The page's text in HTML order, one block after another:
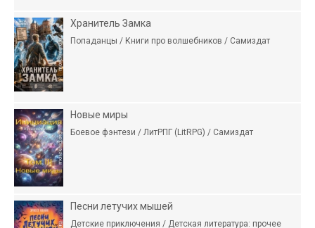
Хранитель Замка
Попаданцы / Книги про волшебников / Самиздат
Новые миры
Боевое фэнтези / ЛитРПГ (LitRPG) / Самиздат
Песни летучих мышей
Детские приключения / Детская литература: прочее